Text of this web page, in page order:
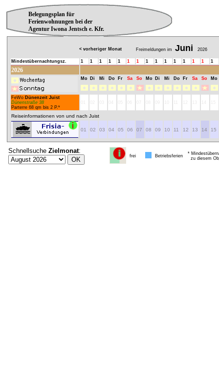
Belegungsplan für
Ferienwohnungen bei der
Agentur Iwona Jentsch e. Kfr.
< vorheriger Monat Freimeldungen im Juni 2026
Mindestübernachtungsz. 1 1 1 1 1 1 1 1 1 1 1 1 1 1 1
2026
Mo Di Mi Do Fr Sa So Mo Di Mi Do Fr Sa So Mo
FeWo Dünenzeit Juist
Dünenstraße 38
Parterre 68 qm bis 2 P.*
Reiseinformationen von und nach Juist
01 02 03 04 05 06 07 08 09 10 11 12 13 14 15
Schnellsuche Zielmonat:
frei Betriebsferien
*
zu diesem